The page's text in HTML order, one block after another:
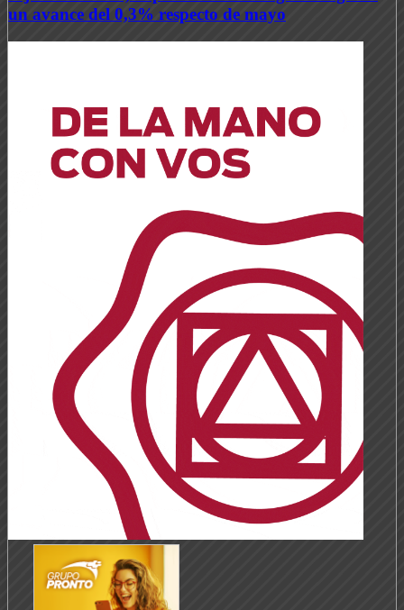
un avance del 0,3% respecto de mayo